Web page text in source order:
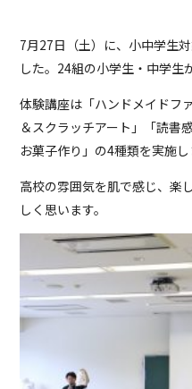
7月27日（土）に、小中学生
した。24組の小学生・中学生
体験講座は「ハンドメイドフ
＆スクラッチアート」「読書
お菓子作り」の4種類を実施し
高校の雰囲気を肌で感じ、楽
しく思います。